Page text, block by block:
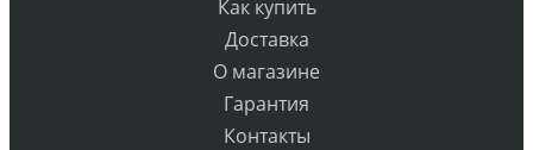
Как купить
Доставка
О магазине
Гарантия
Контакты